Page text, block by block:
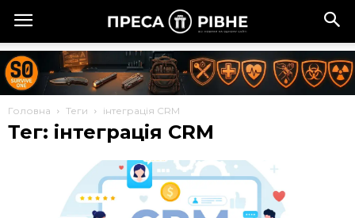
Головна Теги інтеграція CRM
Тег: інтеграція CRM